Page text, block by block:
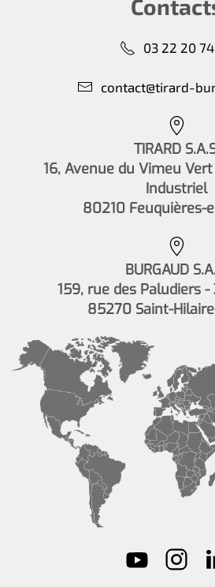
03 22 20
contact@tirard-
TIRARD
16, Avenue du Vimeu
Industriel
80210 Feuquières-
BURGAUD
159, rue des Paludiers -
85270 Saint-